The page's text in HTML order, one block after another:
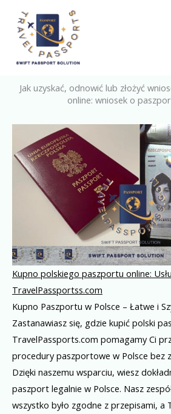
content
Jak uzyskać, odnowić lub złożyć
online: wniosek o
Kupno polskiego paszportu online:
TravelPassportss.com
Kupno Paszportu w Polsce – Łatwe i
Zastanawiasz się, gdzie kupić polski
TravelPassports.com pomagamy Ci
procedury paszportowe w Polsce bez
Dzięki naszemu wsparciu, wiesz
paszport legalnie w Polsce. Nasz
wszystko było zgodne z przepisami, a